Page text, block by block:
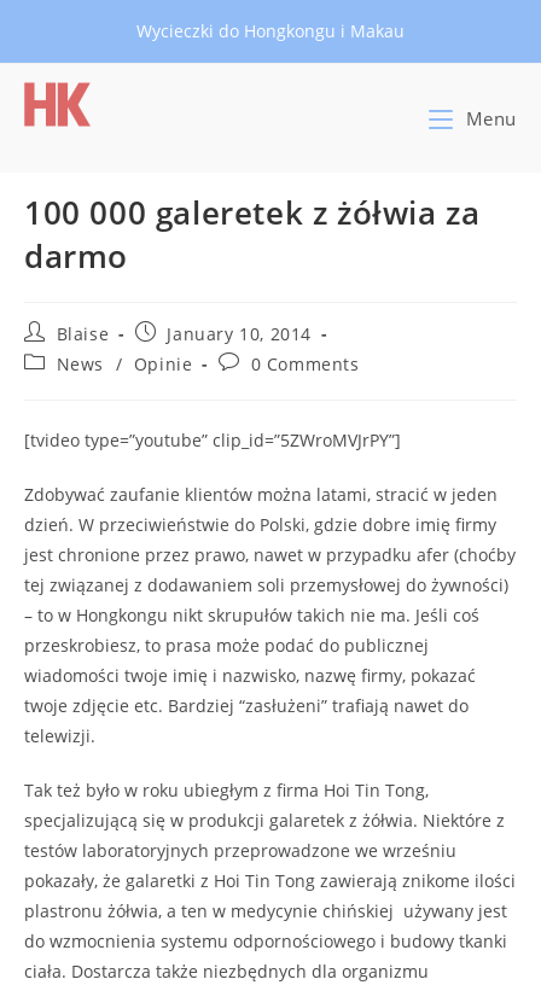
Wycieczki do Hongkongu i Makau
Menu
100 000 galeretek z żółwia za
darmo
Post
author:
Blaise
Post
published:
January 10, 2014
PostNews / Opinie
Post0 Comments
[tvideo type=”youtube” clip_id=”5ZWroMVJrPY”]
Zdobywać zaufanie klientów można latami, stracić w jeden
dzień. W przeciwieństwie do Polski, gdzie dobre imię firmy
jest chronione przez prawo, nawet w przypadku afer (choćby
tej związanej z dodawaniem soli przemysłowej do żywności)
– to w Hongkongu nikt skrupułów takich nie ma. Jeśli coś
przeskrobiesz, to prasa może podać do publicznej
wiadomości twoje imię i nazwisko, nazwę firmy, pokazać
twoje zdjęcie etc. Bardziej “zasłużeni” trafiają nawet do
telewizji.
Tak też było w roku ubiegłym z firma Hoi Tin Tong,
specjalizującą się w produkcji galaretek z żółwia. Niektóre z
testów laboratoryjnych przeprowadzone we wrześniu
pokazały, że galaretki z Hoi Tin Tong zawierają znikome ilości
plastronu żółwia, a ten w medycynie chińskiej używany jest
do wzmocnienia systemu odpornościowego i budowy tkanki
ciała. Dostarcza także niezbędnych dla organizmu